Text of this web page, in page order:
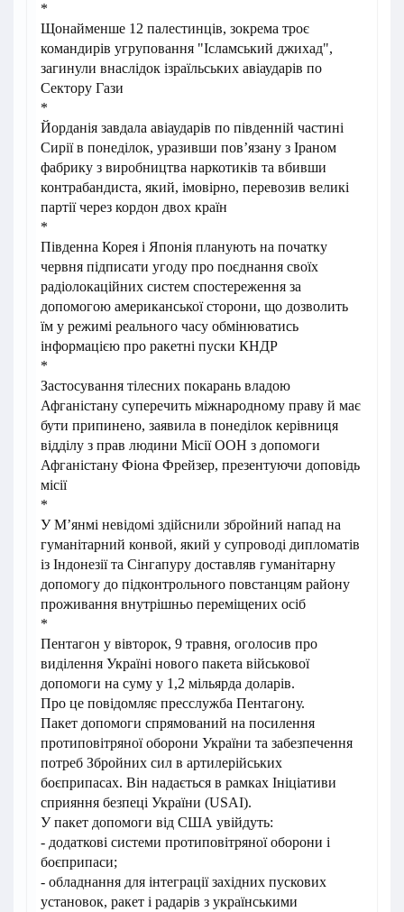
*
Щонайменше 12 палестинців, зокрема троє
командирів угруповання "Ісламський джихад",
загинули внаслідок ізраїльських авіаударів по
Сектору Гази
*
Йорданія завдала авіаударів по південній частині
Сирії в понеділок, уразивши пов’язану з Іраном
фабрику з виробництва наркотиків та вбивши
контрабандиста, який, імовірно, перевозив великі
партії через кордон двох країн
*
Південна Корея і Японія планують на початку
червня підписати угоду про поєднання своїх
радіолокаційних систем спостереження за
допомогою американської сторони, що дозволить
їм у режимі реального часу обмінюватись
інформацією про ракетні пуски КНДР
*
Застосування тілесних покарань владою
Афганістану суперечить міжнародному праву й має
бути припинено, заявила в понеділок керівниця
відділу з прав людини Місії ООН з допомоги
Афганістану Фіона Фрейзер, презентуючи доповідь
місії
*
У М’янмі невідомі здійснили збройний напад на
гуманітарний конвой, який у супроводі дипломатів
із Індонезії та Сінгапуру доставляв гуманітарну
допомогу до підконтрольного повстанцям району
проживання внутрішньо переміщених осіб
*
Пентагон у вівторок, 9 травня, оголосив про
виділення Україні нового пакета військової
допомоги на суму у 1,2 мільярда доларів.
Про це повідомляє пресслужба Пентагону.
Пакет допомоги спрямований на посилення
протиповітряної оборони України та забезпечення
потреб Збройних сил в артилерійських
боєприпасах. Він надається в рамках Ініціативи
сприяння безпеці України (USAI).
У пакет допомоги від США увійдуть:
- додаткові системи протиповітряної оборони і
боєприпаси;
- обладнання для інтеграції західних пускових
установок, ракет і радарів з українськими